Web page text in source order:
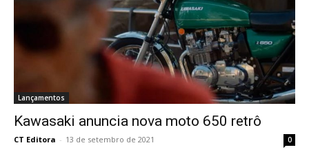
Lançamentos
Kawasaki anuncia nova moto 650 retrô
CT Editora - 13 de setembro de 2021 0